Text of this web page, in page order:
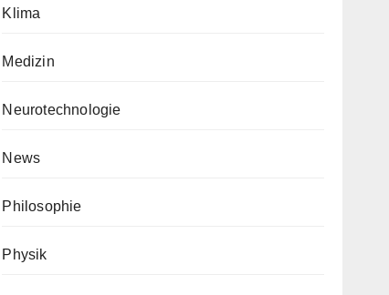
Klima
Medizin
Neurotechnologie
News
Philosophie
Physik